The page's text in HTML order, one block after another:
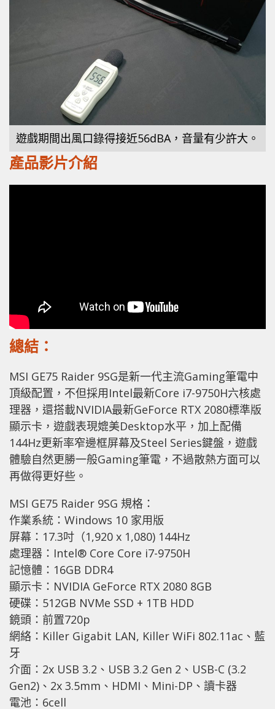
遊戲期間出風口錄得接近56dBA，音量有少許大。
產品影片介紹
總結：
MSI GE75 Raider 9SG是新一代主流Gaming筆電中
頂級配置，不但採用Intel最新Core i7-9750H六核處
理器，還搭載NVIDIA最新GeForce RTX 2080標準版
顯示卡，遊戲表現媲美Desktop水平，加上配備
144Hz更新率窄邊框屏幕及Steel Series鍵盤，遊戲
體驗自然更勝一般Gaming筆電，不過散熱方面可以
再做得更好些。
MSI GE75 Raider 9SG 規格：
作業系統：Windows 10 家用版
屏幕：17.3吋（1,920 x 1,080) 144Hz
處理器：Intel® Core Core i7-9750H
記憶體：16GB DDR4
顯示卡：NVIDIA GeForce RTX 2080 8GB
硬碟：512GB NVMe SSD + 1TB HDD
鏡頭：前置720p
網絡：Killer Gigabit LAN, Killer WiFi 802.11ac、藍
牙
介面：2x USB 3.2、USB 3.2 Gen 2、USB-C (3.2
Gen2)、2x 3.5mm、HDMI、Mini-DP、讀卡器
電池：6cell